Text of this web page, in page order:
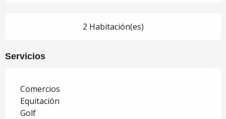
2 Habitación(es)
Servicios
Comercios
Equitación
Golf